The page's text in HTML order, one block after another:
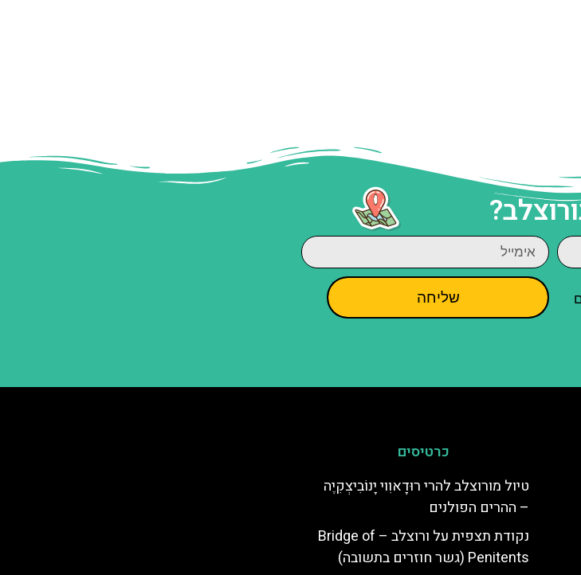
שליחה
כרטיסים
טיול מורוצלב להרי רוּדָאוִוי יָנוֹבִיצְקִיֶה
– ההרים הפולנים
נקודת תצפית על ורוצלב – Bridge of
Penitents (גשר חוזרים בתשובה)